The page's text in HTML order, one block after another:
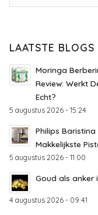
LAATSTE BLOGS
Moringa
Review: Werkt
Echt?
5 augustus 2026 - 15:24
Philips Baristina
Makkelijkste
5 augustus 2026 - 11:00
Goud als anker
4 augustus 2026 - 09:41